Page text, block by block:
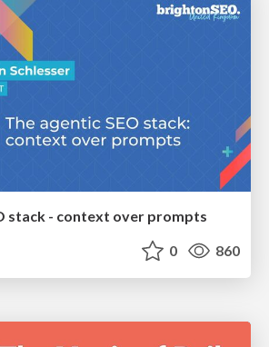
stack - context over prompts
0 860